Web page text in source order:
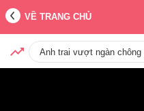
VỀ TRANG CHỦ
Anh trai vượt ngàn chông